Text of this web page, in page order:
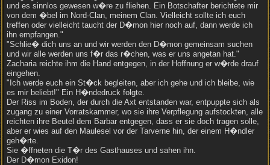
und es sinnlos gewesen w�re zu fliehen. Ein Botschafter berichtete mir
von dem �bel im Nord-Clan, meinem Clan. Vielleicht sollte ich euch
treffen oder vielleicht taucht der D�mon hier noch auf, dann werde ich
ihn empfangen."
"Schlie� dich uns an und wir werden den D�mon gemeinsam suchen
und wir alle werden uns f�r das r�chen, was er uns angetan hat."
Zacharia reichte ihm die Hand entgegen, in der Hoffnung er w�rde drauf
eingehen.
"Ich werde euch ein St�ck begleiten, aber ich gehe und ich bleibe, wie
es mir beliebt!" Ein H�ndedruck folgte.
Der Riss im Boden, der durch die Axt entstanden war, entpuppte sich als
zugang zu einer Vorratskammer, wo sie ihre Verpflegung aufstockten, alle
reichten ihre Beutel dem Barbar entgegen, dass er sie doch tragen solle,
aber er wies auf den Maulesel vor der Tarverne hin, der einem H�ndler
geh�rte.
Sie �ffneten die T�r des Gasthauses und sahen ihn.
Der D�mon Exidon!